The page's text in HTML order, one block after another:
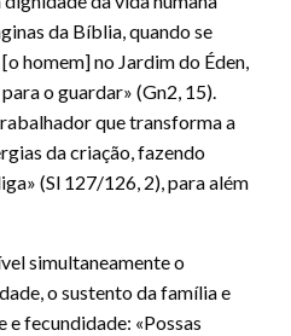
da Bíblia, quando se
homem] no Jardim do Éden,
o guardar» (Gn2, 15).
que transforma a
da criação, fazendo
(Sl 127/126, 2), para além
simultaneamente o
o sustento da família e
fecundidade: «Possas